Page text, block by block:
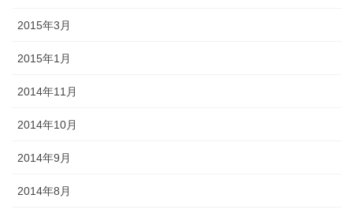
2015年3月
2015年1月
2014年11月
2014年10月
2014年9月
2014年8月